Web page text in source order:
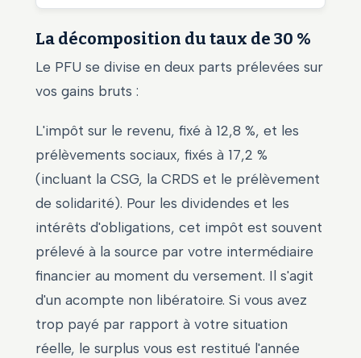
La décomposition du taux de 30 %
Le PFU se divise en deux parts prélevées sur
vos gains bruts :
L'impôt sur le revenu, fixé à 12,8 %, et les
prélèvements sociaux, fixés à 17,2 %
(incluant la CSG, la CRDS et le prélèvement
de solidarité). Pour les dividendes et les
intérêts d'obligations, cet impôt est souvent
prélevé à la source par votre intermédiaire
financier au moment du versement. Il s'agit
d'un acompte non libératoire. Si vous avez
trop payé par rapport à votre situation
réelle, le surplus vous est restitué l'année